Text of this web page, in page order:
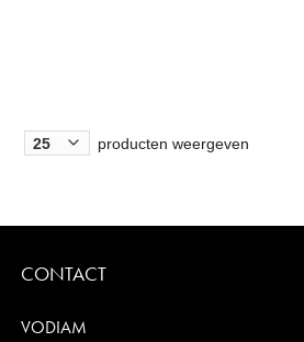
producten weergeven
CONTACT
VODIAM